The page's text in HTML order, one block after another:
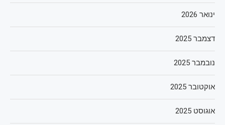
ינואר 2026
דצמבר 2025
נובמבר 2025
אוקטובר 2025
אוגוסט 2025